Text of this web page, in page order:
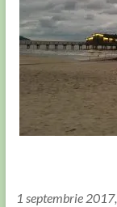
1 septembrie